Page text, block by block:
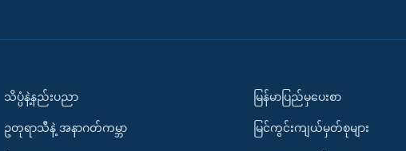
သိပ္ပံနဲ့နည်းပညာ
ဥတုရာသီနဲ့ အနာဂတ်ကမ္ဘာ
မြန်မာပြည်မှပေးစာ
မြင်ကွင်းကျယ်မှတ်စုများ